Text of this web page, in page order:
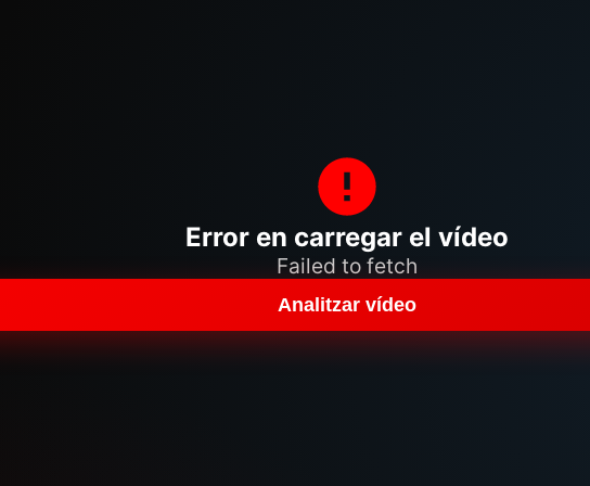
Error en carregar el vídeo
Failed to fetch
Analitzar vídeo